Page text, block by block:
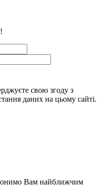
свою згоду з
даних на цьому сайті.
Вам найближчим